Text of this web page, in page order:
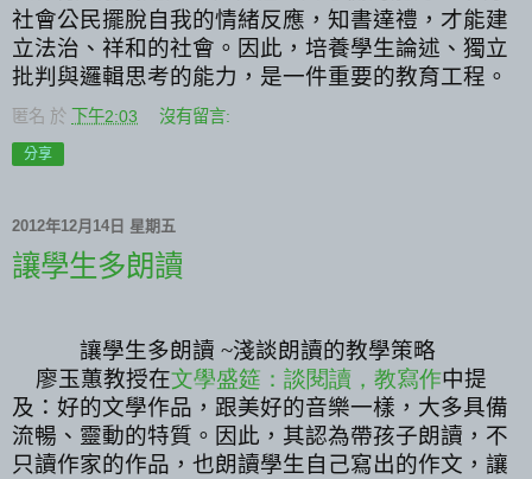
社會公民擺脫自我的情緒反應，知書達禮，才能建
立法治、祥和的社會。因此，培養學生論述、獨立
批判與邏輯思考的能力，是一件重要的教育工程。
匿名 於 下午2:03 沒有留言:
分享
2012年12月14日 星期五
讓學生多朗讀
讓學生多朗讀 ~淺談朗讀的教學策略
廖玉蕙教授在文學盛筵：談閱讀，教寫作中提
及：好的文學作品，跟美好的音樂一樣，大多具備
流暢、靈動的特質。因此，其認為帶孩子朗讀，不
只讀作家的作品，也朗讀學生自己寫出的作文，讓